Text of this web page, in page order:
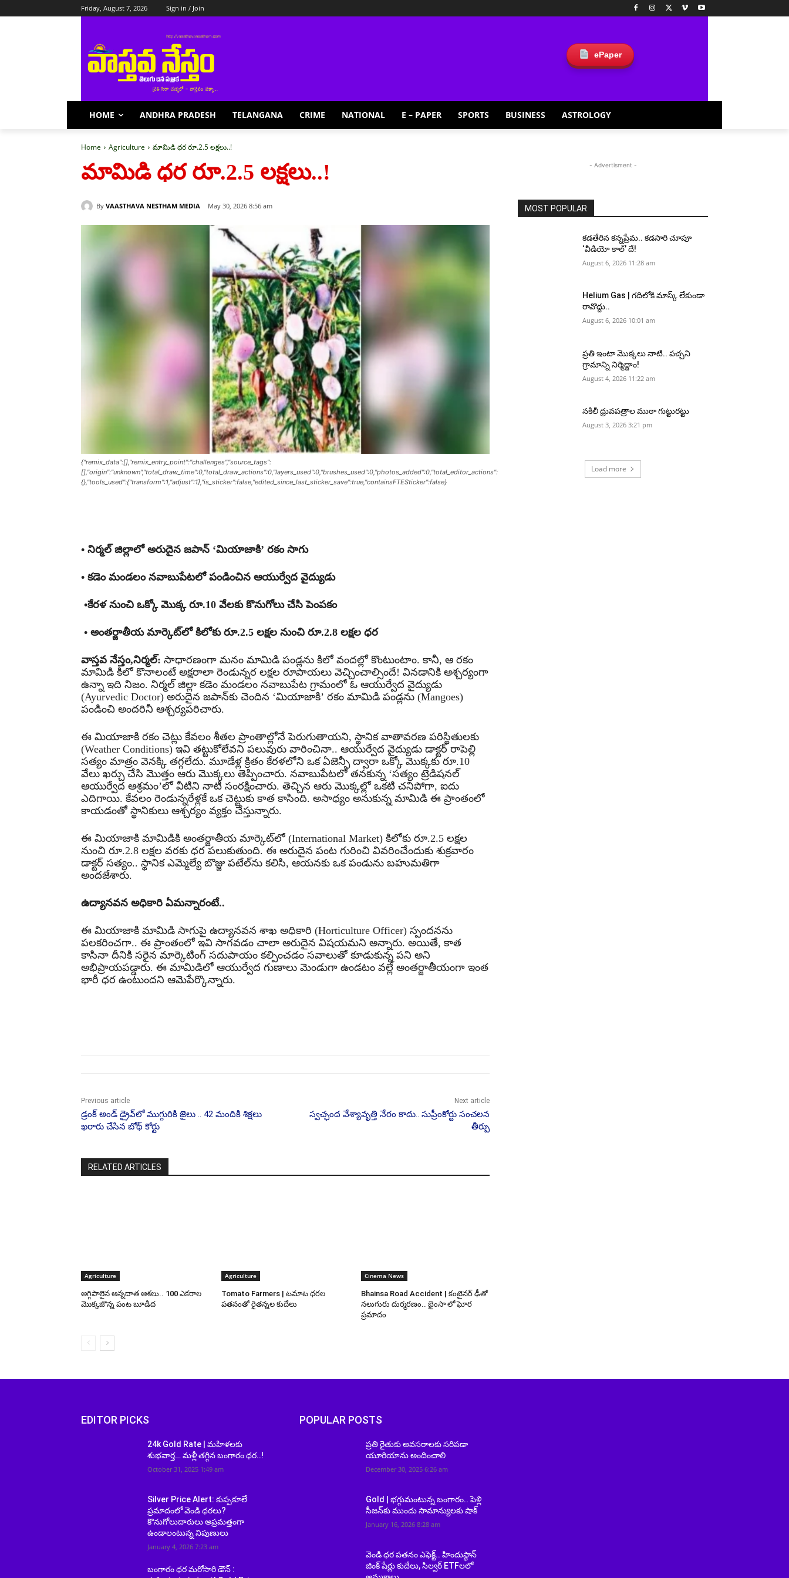
Friday, August 7, 2026 Sign in / Join
ePaper
HOME ANDHRA PRADESH TELANGANA CRIME NATIONAL E – PAPER SPORTS BUSINESS ASTROLOGY
Home Agriculture మామిడి ధర రూ.2.5 లక్షలు..!
మామిడి ధర రూ.2.5 లక్షలు..!
By VAASTHAVA NESTHAM MEDIA May 30, 2026 8:56 am
{"remix_data":[],"remix_entry_point":"challenges","source_tags":
[],"origin":"unknown","total_draw_time":0,"total_draw_actions":0,"layers_used":0,"brushes_used":0,"photos_added":0,"total_editor_actions":
{},"tools_used":{"transform":1,"adjust":1},"is_sticker":false,"edited_since_last_sticker_save":true,"containsFTESticker":false}
• నిర్మల్ జిల్లాలో అరుదైన జపాన్ ‘మియాజాకి’ రకం సాగు
• కడెం మండలం నవాబుపేటలో పండించిన ఆయుర్వేద వైద్యుడు
•కేరళ నుంచి ఒక్కో మొక్క రూ.10 వేలకు కొనుగోలు చేసి పెంపకం
• అంతర్జాతీయ మార్కెట్‌లో కిలోకు రూ.2.5 లక్షల నుంచి రూ.2.8 లక్షల ధర
వాస్తవ నేస్తం,నిర్మల్: సాధారణంగా మనం మామిడి పండ్లను కిలో వందల్లో కొంటుంటాం. కానీ, ఆ రకం
మామిడి కిలో కొనాలంటే అక్షరాలా రెండున్నర లక్షల రూపాయలు వెచ్చించాల్సిందే! వినడానికి ఆశ్చర్యంగా
ఉన్నా ఇది నిజం. నిర్మల్ జిల్లా కడెం మండలం నవాబుపేట గ్రామంలో ఓ ఆయుర్వేద వైద్యుడు
(Ayurvedic Doctor) అరుదైన జపాన్‌కు చెందిన ‘మియాజాకి’ రకం మామిడి పండ్లను (Mangoes)
పండించి అందరినీ ఆశ్చర్యపరిచారు.
ఈ మియాజాకి రకం చెట్లు కేవలం శీతల ప్రాంతాల్లోనే పెరుగుతాయని, స్థానిక వాతావరణ పరిస్థితులకు
(Weather Conditions) ఇవి తట్టుకోలేవని పలువురు వారించినా.. ఆయుర్వేద వైద్యుడు డాక్టర్ రాపెల్లి
సత్యం మాత్రం వెనక్కి తగ్గలేదు. మూడేళ్ల క్రితం కేరళలోని ఒక ఏజెన్సీ ద్వారా ఒక్కో మొక్కకు రూ.10
వేలు ఖర్చు చేసి మొత్తం ఆరు మొక్కలు తెప్పించారు. నవాబుపేటలో తనకున్న ‘సత్యం ట్రెడిషనల్
ఆయుర్వేద ఆశ్రమం’లో వీటిని నాటి సంరక్షించారు. తెచ్చిన ఆరు మొక్కల్లో ఒకటి చనిపోగా, ఐదు
ఎదిగాయి. కేవలం రెండున్నరేళ్లకే ఒక చెట్టుకు కాత కాసింది. అసాధ్యం అనుకున్న మామిడి ఈ ప్రాంతంలో
కాయడంతో స్థానికులు ఆశ్చర్యం వ్యక్తం చేస్తున్నారు.
ఈ మియాజాకి మామిడికి అంతర్జాతీయ మార్కెట్‌లో (International Market) కిలోకు రూ.2.5 లక్షల
నుంచి రూ.2.8 లక్షల వరకు ధర పలుకుతుంది. ఈ అరుదైన పంట గురించి వివరించేందుకు శుక్రవారం
డాక్టర్ సత్యం.. స్థానిక ఎమ్మెల్యే బొజ్జు పటేల్‌ను కలిసి, ఆయనకు ఒక పండును బహుమతిగా
అందజేశారు.
ఉద్యానవన అధికారి ఏమన్నారంటే..
ఈ మియాజాకి మామిడి సాగుపై ఉద్యానవన శాఖ అధికారి (Horticulture Officer) స్పందనను
పలకరించగా.. ఈ ప్రాంతంలో ఇవి సాగవడం చాలా అరుదైన విషయమని అన్నారు. అయితే, కాత
కాసినా దీనికి సరైన మార్కెటింగ్ సదుపాయం కల్పించడం సవాలుతో కూడుకున్న పని అని
అభిప్రాయపడ్డారు. ఈ మామిడిలో ఆయుర్వేద గుణాలు మెండుగా ఉండటం వల్లే అంతర్జాతీయంగా ఇంత
భారీ ధర ఉంటుందని ఆమెపేర్కొన్నారు.
Previous article
డ్రంక్ అండ్ డ్రైవ్‌లో ముగ్గురికి జైలు .. 42 మందికి శిక్షలు
ఖరారు చేసిన బోథ్ కోర్టు
Next article
స్వచ్ఛంద వేశ్యావృత్తి నేరం కాదు.. సుప్రీంకోర్టు సంచలన
తీర్పు
RELATED ARTICLES
Agriculture
అగ్గిపాలైన అన్నదాత ఆశలు.. 100 ఎకరాల
మొక్కజొన్న పంట బూడిద
Agriculture
Tomato Farmers | టమాట ధరల
పతనంతో రైతన్నల కుదేలు
Cinema News
Bhainsa Road Accident | కంటైనర్ ఢీతో
నలుగురు దుర్మరణం.. భైంసా లో ఘోర
ప్రమాదం
- Advertisment -
MOST POPULAR
కడతేరిన కన్నప్రేమ.. కడసారి చూపూ
‘వీడియో కాల్’ దే!
August 6, 2026 11:28 am
Helium Gas | గదిలోకి మాస్క్ లేకుండా
రావొద్దు..
August 6, 2026 10:01 am
ప్రతి ఇంటా మొక్కలు నాటి.. పచ్చని
గ్రామాన్ని నిర్మిద్దాం!
August 4, 2026 11:22 am
నకిలీ ధ్రువపత్రాల ముఠా గుట్టురట్టు
August 3, 2026 3:21 pm
Load more
EDITOR PICKS
24k Gold Rate | మహిళలకు
శుభవార్త… మళ్లీ తగ్గిన బంగారం ధర..!
October 31, 2025 1:49 am
Silver Price Alert: కుప్పకూలే
ప్రమాదంలో వెండి ధరలు?
కొనుగోలుదారులు అప్రమత్తంగా
ఉండాలంటున్న నిపుణులు
January 4, 2026 7:23 am
బంగారం ధర మరోసారి డౌన్ :
POPULAR POSTS
ప్రతి రైతుకు అవసరాలకు సరిపడా
యూరియాను అందించాలి
December 30, 2025 6:26 am
Gold | భగ్గుమంటున్న బంగారం.. పెళ్లి
సీజన్‌కు ముందు సామాన్యులకు షాక్
January 16, 2026 8:28 am
వెండి ధర పతనం ఎఫెక్ట్.. హిందుస్థాన్
జింక్ షేర్లు కుదేలు, సిల్వర్ ETFలలో